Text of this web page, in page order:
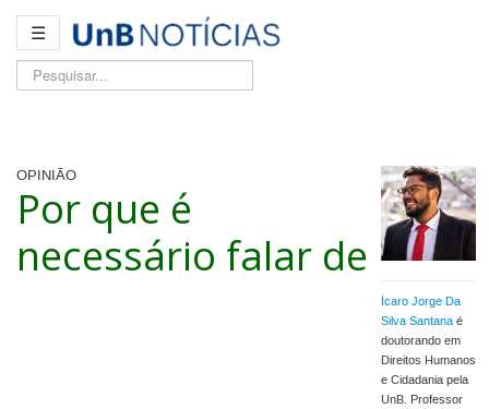
☰
Pesquisar...
OPINIÃO
Ícaro Jorge Da
Silva Santana é
doutorando em
Direitos Humanos
e Cidadania pela
UnB. Professor
Por que é
necessário falar de